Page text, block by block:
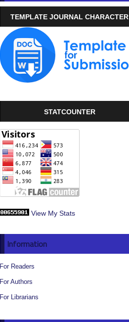
TEMPLATE JOURNAL CHARACTER
STATCOUNTER
View My Stats
Information
For Readers
For Authors
For Librarians